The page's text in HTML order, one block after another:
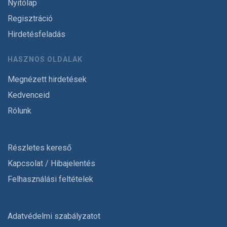
Nyitólap
Regisztráció
Hirdetésfeladás
HASZNOS OLDALAK
Megnézett hirdetések
Kedvenceid
Rólunk
Részletes kereső
Kapcsolat / Hibajelentés
Felhasználási feltételek
Adatvédelmi szabályzatot